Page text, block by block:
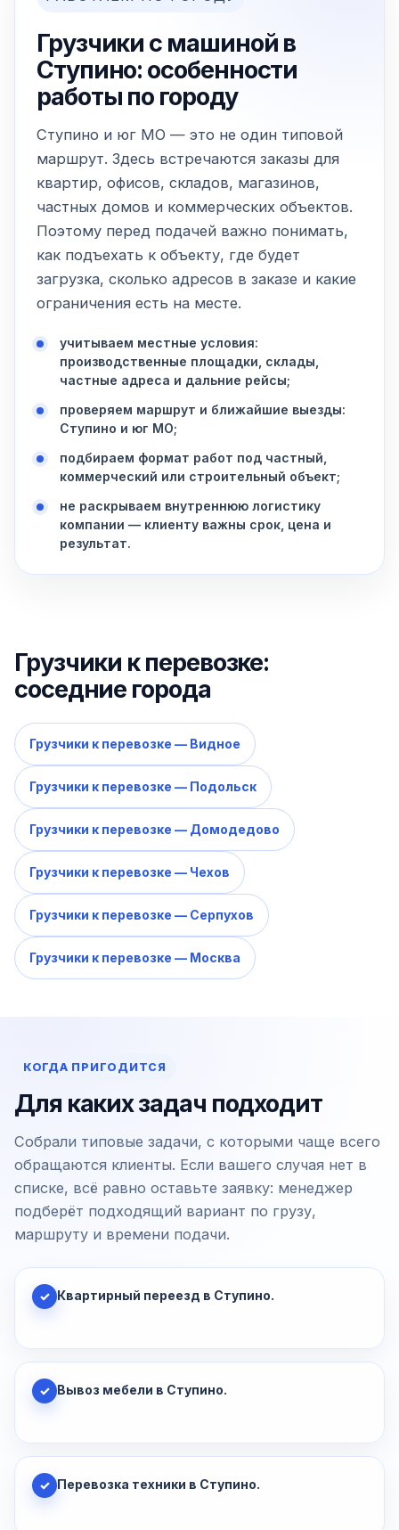
Грузчики с машиной в
Ступино: особенности
работы по городу
Ступино и юг МО — это не один типовой
маршрут. Здесь встречаются заказы для
квартир, офисов, складов, магазинов,
частных домов и коммерческих объектов.
Поэтому перед подачей важно понимать,
как подъехать к объекту, где будет
загрузка, сколько адресов в заказе и какие
ограничения есть на месте.
учитываем местные условия:
производственные площадки, склады,
частные адреса и дальние рейсы;
проверяем маршрут и ближайшие выезды:
Ступино и юг МО;
подбираем формат работ под частный,
коммерческий или строительный объект;
не раскрываем внутреннюю логистику
компании — клиенту важны срок, цена и
результат.
Грузчики к перевозке:
соседние города
Грузчики к перевозке — Видное
Грузчики к перевозке — Подольск
Грузчики к перевозке — Домодедово
Грузчики к перевозке — Чехов
Грузчики к перевозке — Серпухов
Грузчики к перевозке — Москва
КОГДА ПРИГОДИТСЯ
Для каких задач подходит
Собрали типовые задачи, с которыми чаще всего
обращаются клиенты. Если вашего случая нет в
списке, всё равно оставьте заявку: менеджер
подберёт подходящий вариант по грузу,
маршруту и времени подачи.
✓ Квартирный переезд в Ступино.
✓ Вывоз мебели в Ступино.
✓ Перевозка техники в Ступино.